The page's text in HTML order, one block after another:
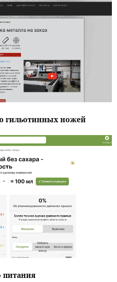
гильотинных ножей
питания